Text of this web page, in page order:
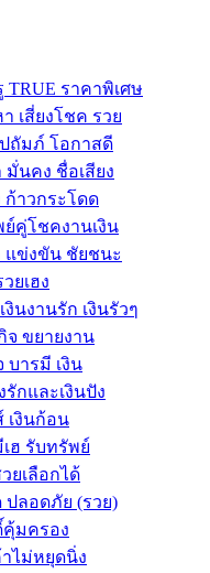
TRUE ราคาพิเศษ
า เสี่ยงโชค รวย
ปถัมภ์ โอกาสดี
มั่นคง ชื่อเสียง
ก้าวกระโดด
ย์คู่โชคงานเงิน
แข่งขัน ชัยชนะ
ยเฮง
นงานรัก เงินรัวๆ
จ ขยายงาน
บารมี เงิน
รักและเงินปัง
เงินก้อน
เฮ รับทรัพย์
ยเลือกได้
ปลอดภัย (รวย)
คุ้มครอง
าไม่หยุดนิ่ง